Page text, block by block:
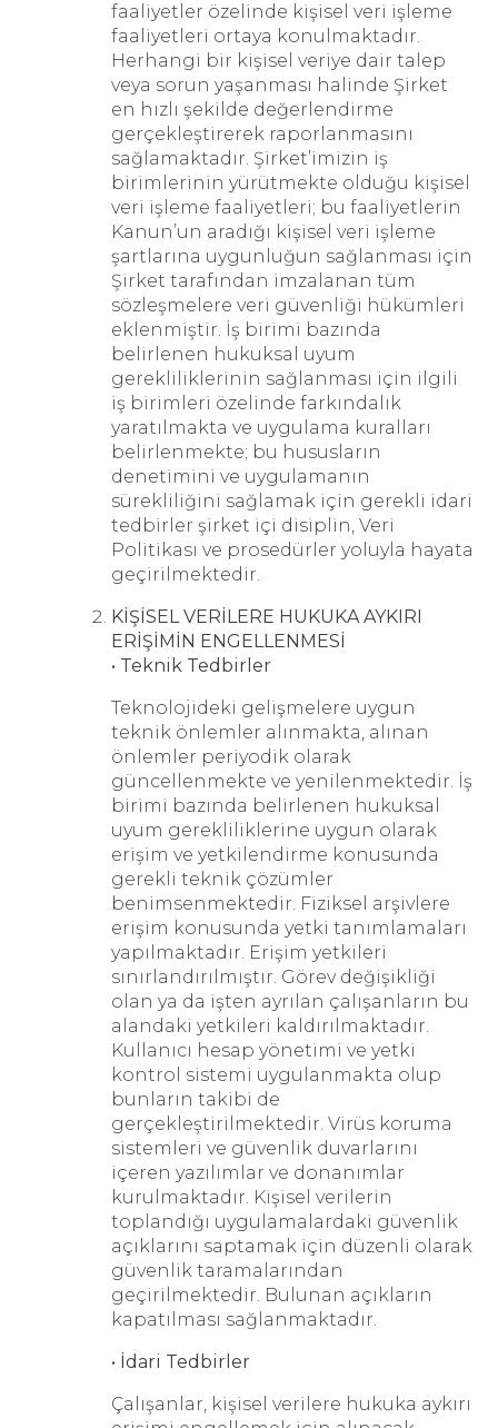
faaliyetler özelinde kişisel veri işleme
faaliyetleri ortaya konulmaktadır.
Herhangi bir kişisel veriye dair talep
veya sorun yaşanması halinde Şirket
en hızlı şekilde değerlendirme
gerçekleştirerek raporlanmasını
sağlamaktadır. Şirket’imizin iş
birimlerinin yürütmekte olduğu kişisel
veri işleme faaliyetleri; bu faaliyetlerin
Kanun’un aradığı kişisel veri işleme
şartlarına uygunluğun sağlanması için
Şirket tarafından imzalanan tüm
sözleşmelere veri güvenliği hükümleri
eklenmiştir. İş birimi bazında
belirlenen hukuksal uyum
gerekliliklerinin sağlanması için ilgili
iş birimleri özelinde farkındalık
yaratılmakta ve uygulama kuralları
belirlenmekte; bu hususların
denetimini ve uygulamanın
sürekliliğini sağlamak için gerekli idari
tedbirler şirket içi disiplin, Veri
Politikası ve prosedürler yoluyla hayata
geçirilmektedir.
KİŞİSEL VERİLERE HUKUKA AYKIRI
ERİŞİMİN ENGELLENMESİ
• Teknik Tedbirler
Teknolojideki gelişmelere uygun
teknik önlemler alınmakta, alınan
önlemler periyodik olarak
güncellenmekte ve yenilenmektedir. İş
birimi bazında belirlenen hukuksal
uyum gerekliliklerine uygun olarak
erişim ve yetkilendirme konusunda
gerekli teknik çözümler
benimsenmektedir. Fiziksel arşivlere
erişim konusunda yetki tanımlamaları
yapılmaktadır. Erişim yetkileri
sınırlandırılmıştır. Görev değişikliği
olan ya da işten ayrılan çalışanların bu
alandaki yetkileri kaldırılmaktadır.
Kullanıcı hesap yönetimi ve yetki
kontrol sistemi uygulanmakta olup
bunların takibi de
gerçekleştirilmektedir. Virüs koruma
sistemleri ve güvenlik duvarlarını
içeren yazılımlar ve donanımlar
kurulmaktadır. Kişisel verilerin
toplandığı uygulamalardaki güvenlik
açıklarını saptamak için düzenli olarak
güvenlik taramalarından
geçirilmektedir. Bulunan açıkların
kapatılması sağlanmaktadır.
• İdari Tedbirler
Çalışanlar, kişisel verilere hukuka aykırı